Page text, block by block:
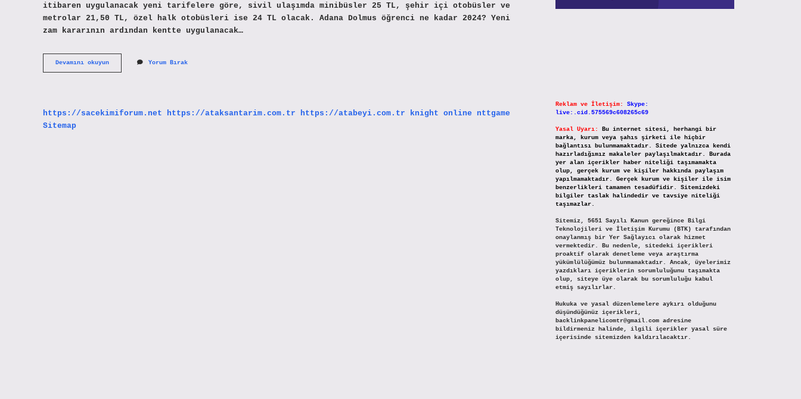
itibaren uygulanacak yeni tarifelere göre, sivil ulaşımda minibüsler 25 TL, şehir içi otobüsler ve
metrolar 21,50 TL, özel halk otobüsleri ise 24 TL olacak. Adana Dolmus öğrenci ne kadar 2024? Yeni
zam kararının ardından kentte uygulanacak…
Devamını okuyunAdana
Belediye
Yorum Bırak
https://sacekimiforum.net https://ataksantarim.com.tr https://atabeyi.com.tr knight online nttgame
Sitemap
Reklam ve İletişim:
Skype:
live:.cid.575569c608265c69
Yasal Uyarı:
Bu internet sitesi, herhangi bir
marka, kurum veya şahıs şirketi ile hiçbir
bağlantısı bulunmamaktadır. Sitede yalnızca kendi
hazırladığımız makaleler paylaşılmaktadır. Burada
yer alan içerikler haber niteliği taşımamakta
olup, gerçek kurum ve kişiler hakkında paylaşım
yapılmamaktadır. Gerçek kurum ve kişiler ile isim
benzerlikleri tamamen tesadüfidir. Sitemizdeki
bilgiler taslak halindedir ve tavsiye niteliği
taşımazlar.
Sitemiz, 5651 Sayılı Kanun gereğince Bilgi
Teknolojileri ve İletişim Kurumu (BTK) tarafından
onaylanmış bir Yer Sağlayıcı olarak hizmet
vermektedir. Bu nedenle, sitedeki içerikleri
proaktif olarak denetleme veya araştırma
yükümlülüğümüz bulunmamaktadır. Ancak, üyelerimiz
yazdıkları içeriklerin sorumluluğunu taşımakta
olup, siteye üye olarak bu sorumluluğu kabul
etmiş sayılırlar.
Hukuka ve yasal düzenlemelere aykırı olduğunu
düşündüğünüz içerikleri,
backlinkpanelicomtr@gmail.comadresine
bildirmeniz halinde, ilgili içerikler yasal süre
içerisinde sitemizden kaldırılacaktır.